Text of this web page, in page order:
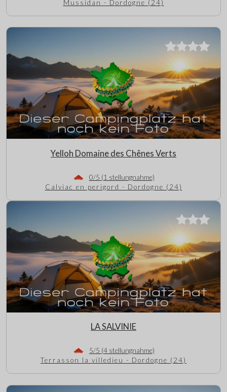
Mussidan - Dordogne (24)
Yelloh Domaine des Chênes Verts
0/5 (1 stellungnahme)
Calviac en perigord - Dordogne (24)
LA SALVINIE
5/5 (4 stellungnahme)
Terrasson la villedieu - Dordogne (24)